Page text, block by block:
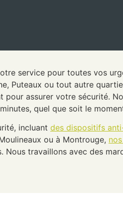
service pour toutes vos
Puteaux ou tout autre
pour assurer votre sécurité.
quel que soit le
incluant des dispositifs
ou à Montrouge,
travaillons avec des